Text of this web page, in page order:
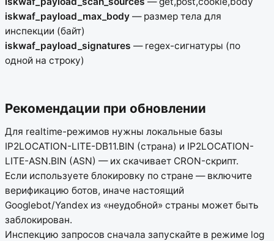
iskwaf_payload_max_body — размер тела для
инспекции (байт)
iskwaf_payload_signatures — regex-сигнатуры (по
одной на строку)
Рекомендации при обновлении
Для realtime-режимов нужны локальные базы
IP2LOCATION-LITE-DB11.BIN (страна) и IP2LOCATION-
LITE-ASN.BIN (ASN) — их скачивает CRON-скрипт.
Если используете блокировку по стране — включите
верификацию ботов, иначе настоящий
Googlebot/Yandex из «неудобной» страны может быть
заблокирован.
Инспекцию запросов сначала запускайте в режиме log